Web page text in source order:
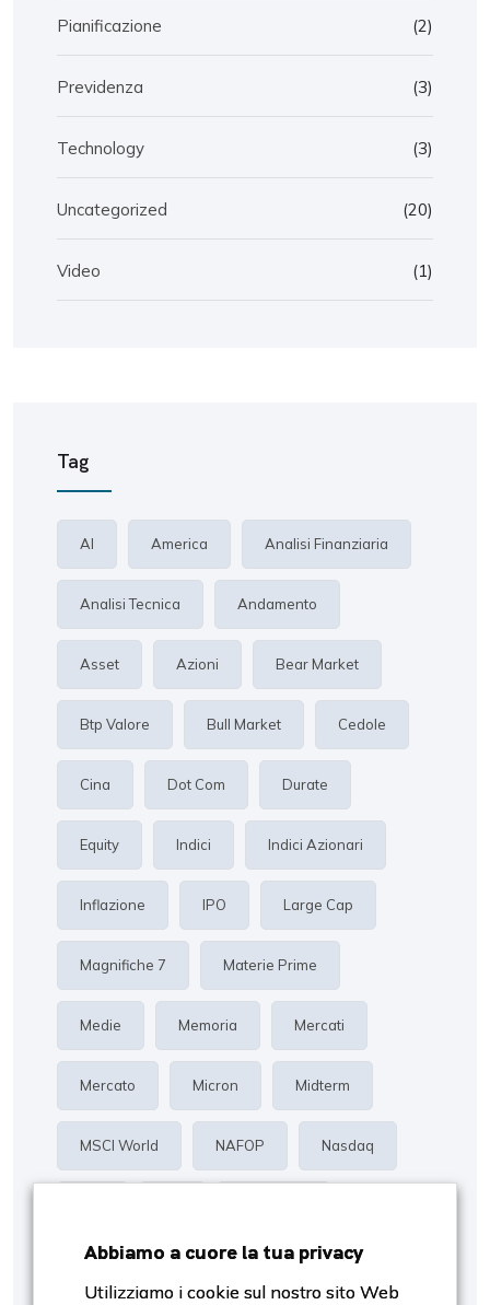
Pianificazione (2)
Previdenza (3)
Technology (3)
Uncategorized (20)
Video (1)
Tag
AI America Analisi Finanziaria
Analisi Tecnica Andamento
Asset Azioni Bear Market
Btp Valore Bull Market Cedole
Cina Dot Com Durate
Equity Indici Indici Azionari
Inflazione IPO Large Cap
Magnifiche 7 Materie Prime
Medie Memoria Mercati
Mercato Micron Midterm
MSCI World NAFOP Nasdaq
Rendimento Risk Management
Abbiamo a cuore la tua privacy
Utilizziamo i cookie sul nostro sito Web